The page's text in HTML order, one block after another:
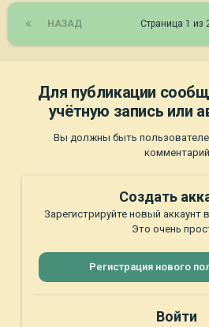
НАЗАД Страница 1 из
Для публикации
учётную запись или
Вы должны быть
комментарий
Создать
Зарегистрируйте новый
Это очень
Регистрация нового
Войти